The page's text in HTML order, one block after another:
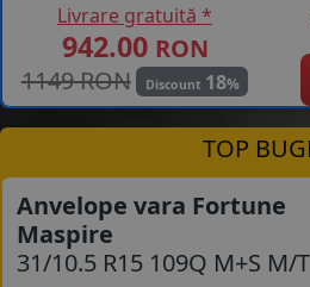
Livrare gratuită *
942.00 RON
1149 RON
Discount 18%
TOP
Anvelope vara Fortune
Maspire
31/10.5 R15 109Q M+S M/T